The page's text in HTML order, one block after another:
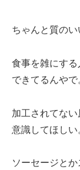
ちゃんと質のい
食事を雑にす
できてるんやで
加工されてな
意識してほしい
ソーセージと